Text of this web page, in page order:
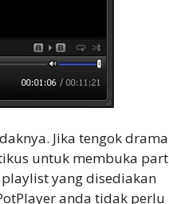
Jika tengok drama
untuk membuka part
yang disediakan
anda tidak perlu